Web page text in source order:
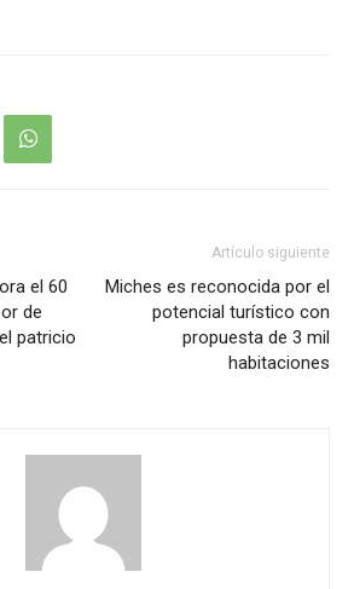
el 60
de
patricio
Artículo siguiente
Miches es reconocida por el
potencial turístico con
propuesta de 3 mil
habitaciones